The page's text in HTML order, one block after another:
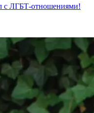
с ЛГБТ-отношениями!